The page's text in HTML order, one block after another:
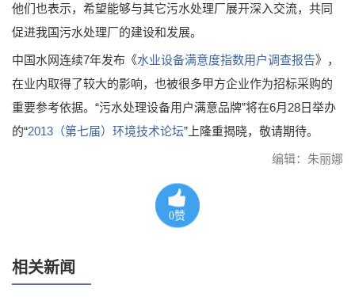
他们也表示，希望能够与其它污水处理厂展开深入交流，共同
促进我国污水处理厂的建设和发展。
中国水网连续7年发布《水业设备满意度指数用户调查报告》，
在业内取得了较大的影响，也被很多甲方企业作为招标采购的
重要参考依据。“污水处理设备用户满意品牌”将在6月28日举办
的“2013（第七届）环境技术论坛”上隆重揭晓，敬请期待。
编辑：朱丽娜
0赞
相关新闻